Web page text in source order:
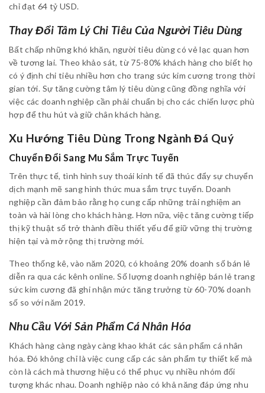
chỉ đạt 64 tỷ USD.
Thay Đổi Tâm Lý Chi Tiêu Của Người Tiêu Dùng
Bất chấp những khó khăn, người tiêu dùng có vẻ lạc quan hơn
về tương lai. Theo khảo sát, từ 75-80% khách hàng cho biết họ
có ý định chi tiêu nhiều hơn cho trang sức kim cương trong thời
gian tới. Sự tăng cường tâm lý tiêu dùng cũng đồng nghĩa với
việc các doanh nghiệp cần phải chuẩn bị cho các chiến lược phù
hợp để thu hút và giữ chân khách hàng.
Xu Hướng Tiêu Dùng Trong Ngành Đá Quý
Chuyển Đổi Sang Mu Sắm Trực Tuyến
Trên thực tế, tình hình suy thoái kinh tế đã thúc đẩy sự chuyển
dịch mạnh mẽ sang hình thức mua sắm trực tuyến. Doanh
nghiệp cần đảm bảo rằng họ cung cấp những trải nghiệm an
toàn và hài lòng cho khách hàng. Hơn nữa, việc tăng cường tiếp
thị kỹ thuật số trở thành điều thiết yếu để giữ vững thị trường
hiện tại và mở rộng thị trường mới.
Theo thống kê, vào năm 2020, có khoảng 20% doanh số bán lẻ
diễn ra qua các kênh online. Số lượng doanh nghiệp bán lẻ trang
sức kim cương đã ghi nhận mức tăng trưởng từ 60-70% doanh
số so với năm 2019.
Nhu Cầu Với Sản Phẩm Cá Nhân Hóa
Khách hàng càng ngày càng khao khát các sản phẩm cá nhân
hóa. Đó không chỉ là việc cung cấp các sản phẩm tự thiết kế mà
còn là cách mà thương hiệu có thể phục vụ nhiều nhóm đối
tượng khác nhau. Doanh nghiệp nào có khả năng đáp ứng nhu